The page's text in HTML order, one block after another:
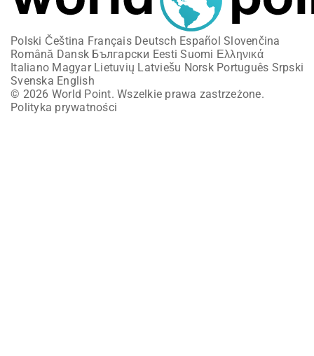
Polski Čeština Français Deutsch Español Slovenčina
Română Dansk Български Eesti Suomi Ελληνικά
Italiano Magyar Lietuvių Latviešu Norsk Português Srpski
Svenska English
© 2026 World Point. Wszelkie prawa zastrzeżone.
Polityka prywatności